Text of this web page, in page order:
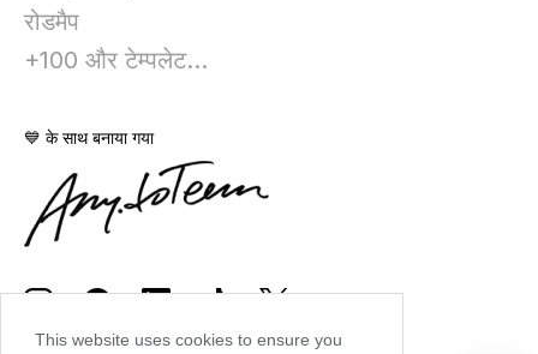
This website uses cookies to ensure you
रोडमैप
+100 और टेम्पलेट...
💙 के साथ बनाया गया